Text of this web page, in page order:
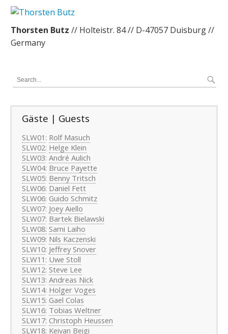
Thorsten Butz // Holteistr. 84 // D-47057 Duisburg //
Germany
Gäste | Guests
SLW01 : Rolf Masuch
SLW02: Helge Klein
SLW03: André Aulich
SLW04: Bruce Payette
SLW05: Benny Tritsch
SLW06: Daniel Fett
SLW06: Guido Schmitz
SLW07: Joey Aiello
SLW07: Bartek Bielawski
SLW08: Sami Laiho
SLW09: Nils Kaczenski
SLW10: Jeffrey Snover
SLW11 : Uwe Stoll
SLW12: Steve Lee
SLW13: Andreas Nick
SLW14: Holger Voges
SLW15: Gael Colas
SLW16: Tobias Weltner
SLW17: Christoph Heussen
SLW18: Keivan Beigi